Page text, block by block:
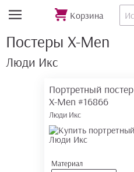
Корзина
Постеры X-Men
Люди Икс
Портретный постер
X-Men #16866
Люди Икс
Материал